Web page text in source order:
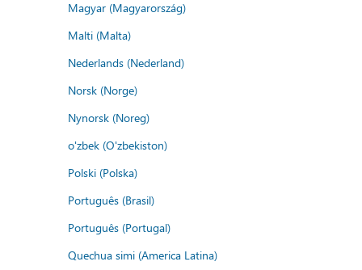
Magyar (Magyarország)
Malti (Malta)
Nederlands (Nederland)
Norsk (Norge)
Nynorsk (Noreg)
o'zbek (O'zbekiston)
Polski (Polska)
Português (Brasil)
Português (Portugal)
Quechua simi (America Latina)